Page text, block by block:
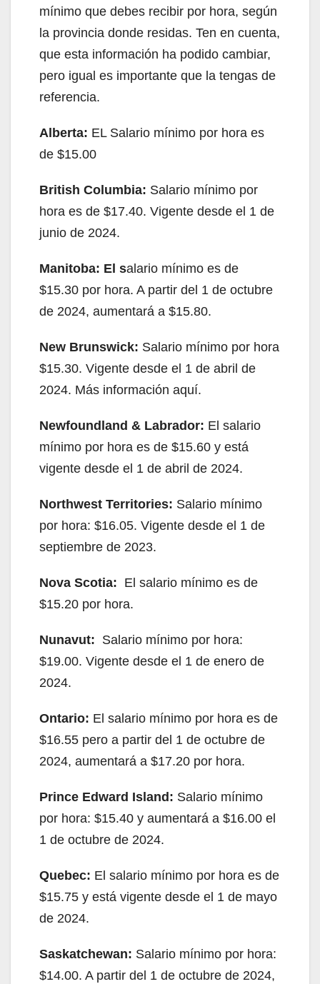
mínimo que debes recibir por hora, según
la provincia donde residas. Ten en cuenta,
que esta información ha podido cambiar,
pero igual es importante que la tengas de
referencia.
Alberta: EL Salario mínimo por hora es
de $15.00
British Columbia: Salario mínimo por
hora es de $17.40. Vigente desde el 1 de
junio de 2024.
Manitoba: El salario mínimo es de
$15.30 por hora. A partir del 1 de octubre
de 2024, aumentará a $15.80.
New Brunswick: Salario mínimo por hora
$15.30. Vigente desde el 1 de abril de
2024. Más información aquí.
Newfoundland & Labrador: El salario
mínimo por hora es de $15.60 y está
vigente desde el 1 de abril de 2024.
Northwest Territories: Salario mínimo
por hora: $16.05. Vigente desde el 1 de
septiembre de 2023.
Nova Scotia: El salario mínimo es de
$15.20 por hora.
Nunavut: Salario mínimo por hora:
$19.00. Vigente desde el 1 de enero de
2024.
Ontario: El salario mínimo por hora es de
$16.55 pero a partir del 1 de octubre de
2024, aumentará a $17.20 por hora.
Prince Edward Island: Salario mínimo
por hora: $15.40 y aumentará a $16.00 el
1 de octubre de 2024.
Quebec: El salario mínimo por hora es de
$15.75 y está vigente desde el 1 de mayo
de 2024.
Saskatchewan: Salario mínimo por hora:
$14.00. A partir del 1 de octubre de 2024,